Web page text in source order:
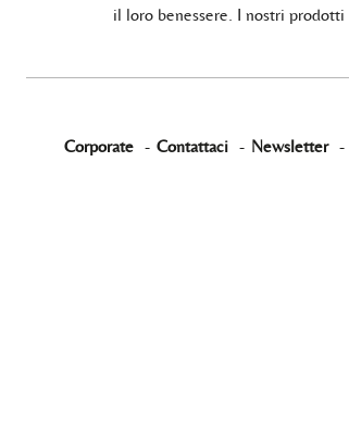
il loro benessere. I nostri prodotti
Corporate - Contattaci - Newsletter -